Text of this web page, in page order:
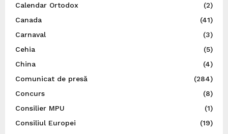
Calendar Ortodox
(2)
Canada
(41)
Carnaval
(3)
Cehia
(5)
China
(4)
Comunicat de presă
(284)
Concurs
(8)
Consilier MPU
(1)
Consiliul Europei
(19)